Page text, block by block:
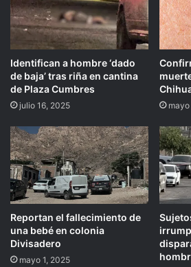
Identifican a hombre ‘dado
de baja’ tras riña en cantina
de Plaza Cumbres
julio 16, 2025
Reportan el fallecimiento de
una bebé en colonia
Divisadero
mayo 1, 2025